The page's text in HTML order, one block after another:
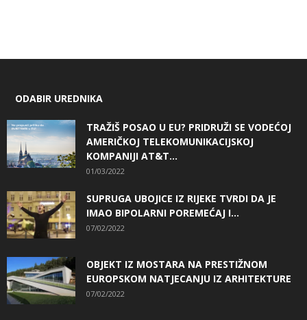
ODABIR UREDNIKA
TRAŽIŠ POSAO U EU? PRIDRUŽI SE VODEĆOJ
AMERIČKOJ TELEKOMUNIKACIJSKOJ
KOMPANIJI AT&T...
01/03/2022
SUPRUGA UBOJICE IZ RIJEKE TVRDI DA JE
IMAO BIPOLARNI POREMEĆAJ I...
07/02/2022
OBJEKT IZ MOSTARA NA PRESTIŽNOM
EUROPSKOM NATJECANJU IZ ARHITEKTURE
07/02/2022